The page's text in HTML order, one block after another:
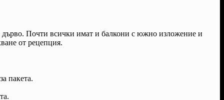
дърво. Почти всички имат и балкони с южно изложение и
от рецепция.
пакета.